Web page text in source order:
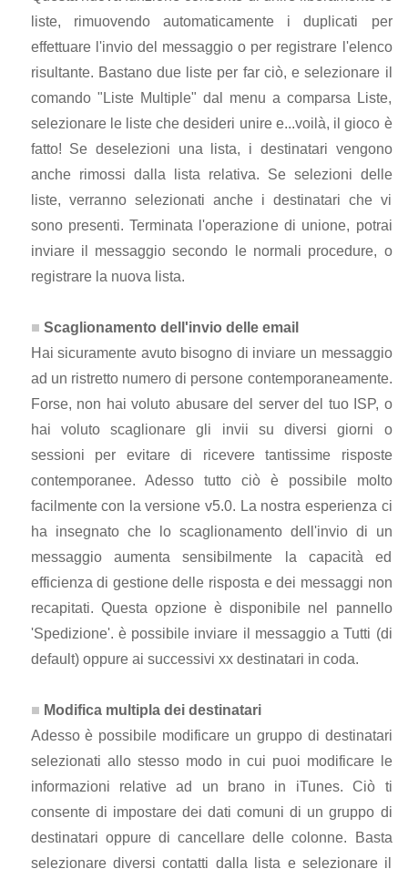
liste, rimuovendo automaticamente i duplicati per
effettuare l'invio del messaggio o per registrare l'elenco
risultante. Bastano due liste per far ciò, e selezionare il
comando "Liste Multiple" dal menu a comparsa Liste,
selezionare le liste che desideri unire e...voilà, il gioco è
fatto! Se deselezioni una lista, i destinatari vengono
anche rimossi dalla lista relativa. Se selezioni delle
liste, verranno selezionati anche i destinatari che vi
sono presenti. Terminata l'operazione di unione, potrai
inviare il messaggio secondo le normali procedure, o
registrare la nuova lista.
Scaglionamento dell'invio delle email
Hai sicuramente avuto bisogno di inviare un messaggio
ad un ristretto numero di persone contemporaneamente.
Forse, non hai voluto abusare del server del tuo ISP, o
hai voluto scaglionare gli invii su diversi giorni o
sessioni per evitare di ricevere tantissime risposte
contemporanee. Adesso tutto ciò è possibile molto
facilmente con la versione v5.0. La nostra esperienza ci
ha insegnato che lo scaglionamento dell'invio di un
messaggio aumenta sensibilmente la capacità ed
efficienza di gestione delle risposta e dei messaggi non
recapitati. Questa opzione è disponibile nel pannello
'Spedizione'. è possibile inviare il messaggio a Tutti (di
default) oppure ai successivi xx destinatari in coda.
Modifica multipla dei destinatari
Adesso è possibile modificare un gruppo di destinatari
selezionati allo stesso modo in cui puoi modificare le
informazioni relative ad un brano in iTunes. Ciò ti
consente di impostare dei dati comuni di un gruppo di
destinatari oppure di cancellare delle colonne. Basta
selezionare diversi contatti dalla lista e selezionare il